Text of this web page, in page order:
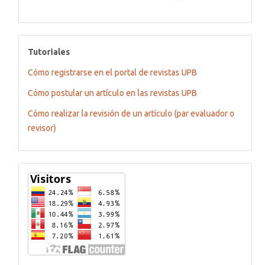
tutoriales
Tutoriales
Cómo registrarse en el portal de revistas UPB
Cómo postular un artículo en las revistas UPB
Cómo realizar la revisión de un artículo (par evaluador o
revisor)
Flagcounter